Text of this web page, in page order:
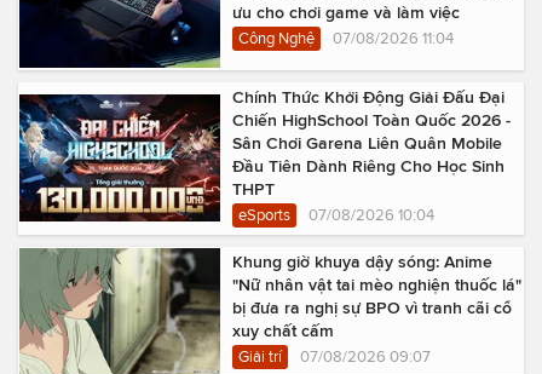
ưu cho chơi game và làm việc
Công Nghệ 07/08/2026 11:04
Chính Thức Khởi Động Giải Đấu Đại
Chiến HighSchool Toàn Quốc 2026 -
Sân Chơi Garena Liên Quân Mobile
Đầu Tiên Dành Riêng Cho Học Sinh
THPT
eSports 07/08/2026 10:04
Khung giờ khuya dậy sóng: Anime
"Nữ nhân vật tai mèo nghiện thuốc lá"
bị đưa ra nghị sự BPO vì tranh cãi cổ
xuy chất cấm
Giải trí 07/08/2026 09:07